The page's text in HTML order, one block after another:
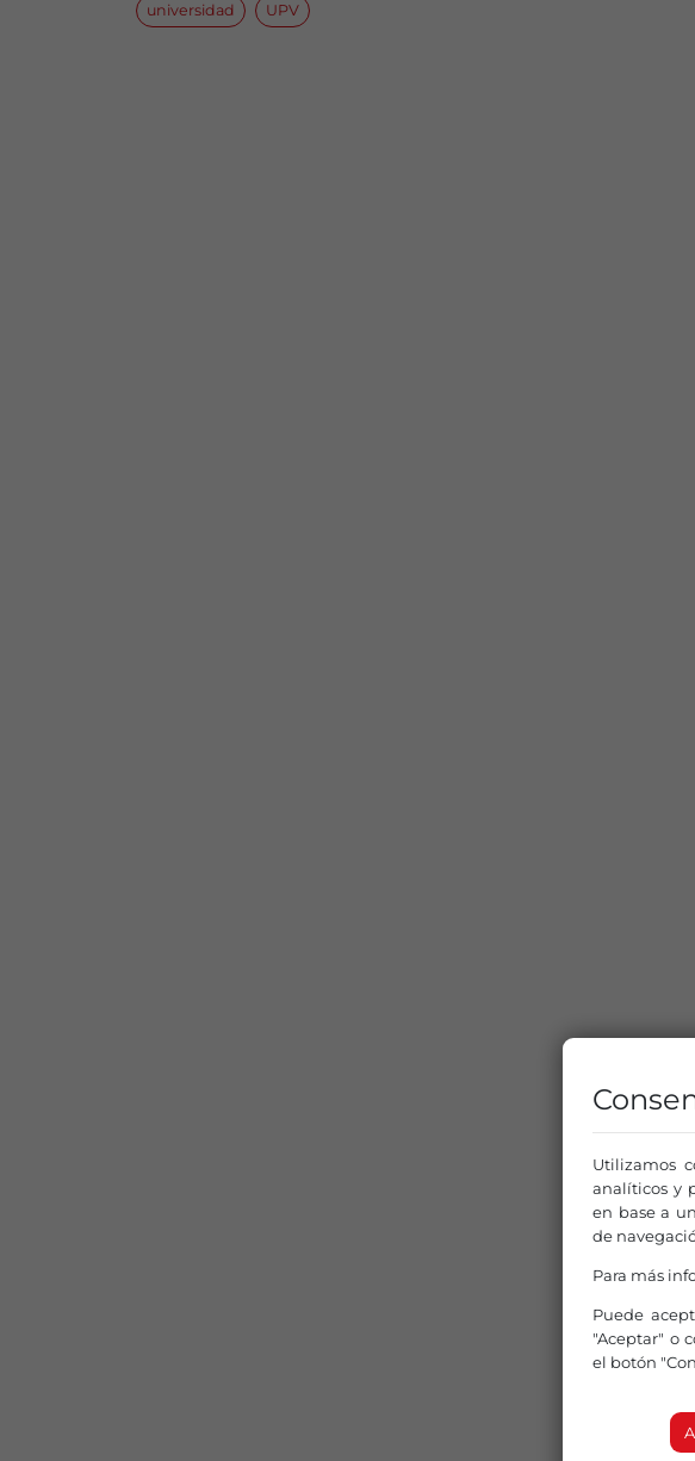
universidad UPV
Utilizamos
analíticos y
en base a
de
Para más
Puede
"Aceptar" o
el botón